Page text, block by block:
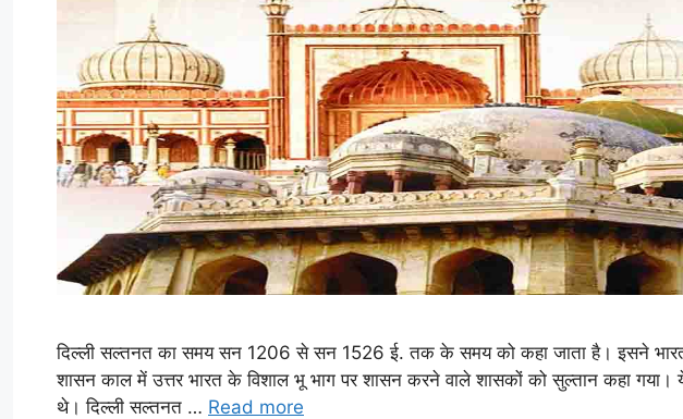
दिल्ली सल्तनत का समय सन 1206 से सन 1526 ई. तक के समय को कहा जाता है। इसने
शासन काल में उत्तर भारत के विशाल भू भाग पर शासन करने वाले शासकों को सुल्तान कहा
थे। दिल्ली सल्तनत … Read more